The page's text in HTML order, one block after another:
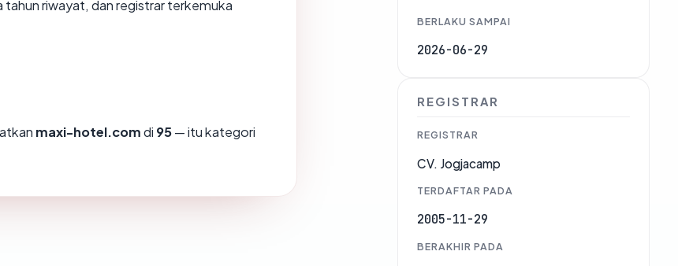
tahun riwayat, dan registrar terkemuka
maxi-hotel.comdi 95— itu kategori
BERLAKU SAMPAI
2026-06-29
REGISTRAR
REGISTRAR
CV. Jogjacamp
TERDAFTAR PADA
2005-11-29
BERAKHIR PADA